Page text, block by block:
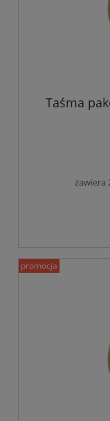
Taśma
zawiera
promocja